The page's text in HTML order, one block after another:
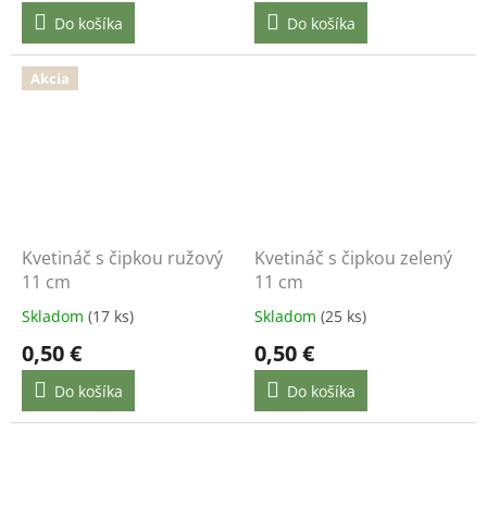
Do košíka Do košíka
Akcia
Kvetináč s čipkou ružový
11 cm
Skladom (17 ks)
0,50 €
Do košíka
Kvetináč s čipkou zelený
11 cm
Skladom (25 ks)
0,50 €
Do košíka